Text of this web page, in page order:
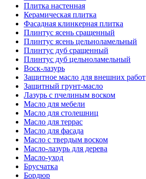
Плитка настенная
Керамическая плитка
Фасадная клинкерная плитка
Плинтус ясень сращенный
Плинтус ясень цельноламельный
Плинтус дуб сращенный
Плинтус дуб цельноламельный
Воск-лазурь
Защитное масло для внешних работ
Защитный грунт-масло
Лазурь с пчелиным воском
Масло для мебели
Масло для столешниц
Масло для террас
Масло для фасада
Масло с твердым воском
Масло-лазурь для дерева
Масло-уход
Брусчатка
Бордюр